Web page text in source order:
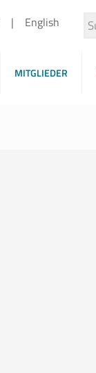
English
MITGLIEDER